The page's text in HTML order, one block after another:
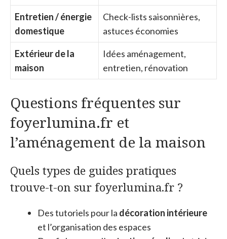
Entretien / énergie
domestique
Check-lists saisonnières,
astuces économies
Extérieur de la
maison
Idées aménagement,
entretien, rénovation
Questions fréquentes sur
foyerlumina.fr et
l’aménagement de la maison
Quels types de guides pratiques
trouve-t-on sur foyerlumina.fr ?
Des tutoriels pour la décoration intérieure
et l’organisation des espaces